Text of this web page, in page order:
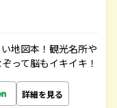
地図本！観光名所や
って脳もイキイキ！
詳細を見る